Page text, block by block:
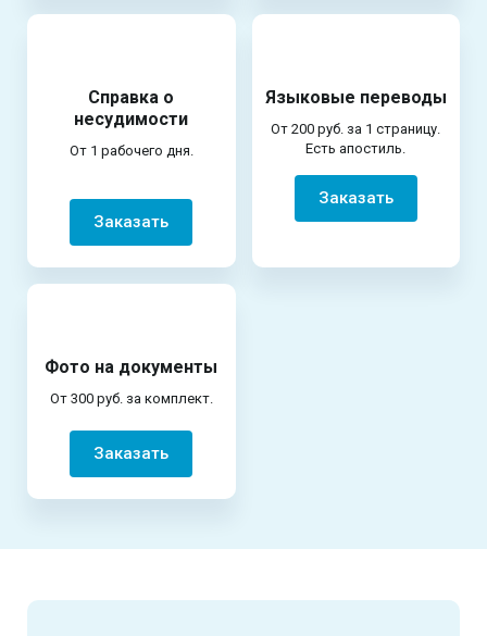
Справка о
несудимости
От 1 рабочего дня.
Заказать
Языковые переводы
От 200 руб. за 1 страницу.
Есть апостиль.
Заказать
Фото на документы
От 300 руб. за комплект.
Заказать